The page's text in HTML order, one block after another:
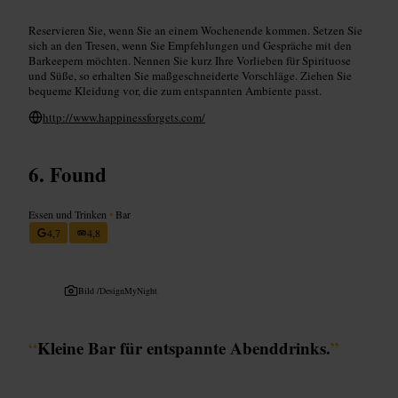
Reservieren Sie, wenn Sie an einem Wochenende kommen. Setzen Sie
sich an den Tresen, wenn Sie Empfehlungen und Gespräche mit den
Barkeepern möchten. Nennen Sie kurz Ihre Vorlieben für Spirituose
und Süße, so erhalten Sie maßgeschneiderte Vorschläge. Ziehen Sie
bequeme Kleidung vor, die zum entspannten Ambiente passt.
http://www.happinessforgets.com/
Found
Essen und Trinken • Bar
4,7
4,8
Bild /DesignMyNight
“Kleine Bar für entspannte Abenddrinks.”